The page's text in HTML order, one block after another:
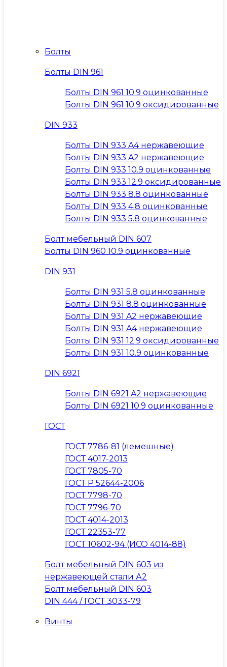
Болты
Болты DIN 961
Болты DIN 961 10.9 оцинкованные
Болты DIN 961 10.9 оксидированные
DIN 933
Болты DIN 933 A4 нержавеющие
Болты DIN 933 A2 нержавеющие
Болты DIN 933 10.9 оцинкованные
Болты DIN 933 12.9 оксидированные
Болты DIN 933 8.8 оцинкованные
Болты DIN 933 4.8 оцинкованные
Болты DIN 933 5.8 оцинкованные
Болт мебельный DIN 607
Болты DIN 960 10.9 оцинкованные
DIN 931
Болты DIN 931 5.8 оцинкованные
Болты DIN 931 8.8 оцинкованные
Болты DIN 931 A2 нержавеющие
Болты DIN 931 A4 нержавеющие
Болты DIN 931 12.9 оксидированные
Болты DIN 931 10.9 оцинкованные
DIN 6921
Болты DIN 6921 A2 нержавеющие
Болты DIN 6921 10.9 оцинкованные
ГОСТ
ГОСТ 7786-81 (лемешные)
ГОСТ 4017-2013
ГОСТ 7805-70
ГОСТ Р 52644-2006
ГОСТ 7798-70
ГОСТ 7796-70
ГОСТ 4014-2013
ГОСТ 22353-77
ГОСТ 10602-94 (ИСО 4014-88)
Болт мебельный DIN 603 из
нержавеющей стали А2
Болт мебельный DIN 603
DIN 444 / ГОСТ 3033-79
Винты